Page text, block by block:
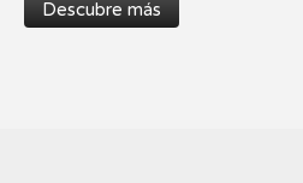
Descubre más